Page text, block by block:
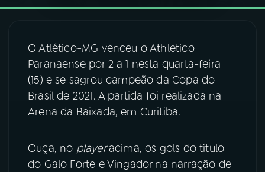
08FESTIVAL DE MÚSICA
ACOMPANHE A RÁDIO NACIONAL
Instagram X
O Atlético-MG venceu o Athletico
Paranaense por 2 a 1 nesta quarta-feira
(15) e se sagrou campeão da Copa do
Brasil de 2021. A partida foi realizada na
Arena da Baixada, em Curitiba.
Ouça, no playeracima, os gols do título
do Galo Forte e Vingador na narração de